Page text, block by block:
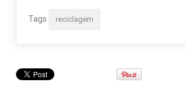
Tags reciclagem